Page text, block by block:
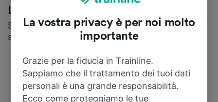
Le recensioni dei nostri viaggiatori
Scopri cosa pensa realmente chi utilizza i nostri
servizi
La vostra privacy è per noi molto
importante
Grazie per la fiducia in Trainline.
Sappiamo che il trattamento dei tuoi dati
personali è una grande responsabilità.
Ecco come proteggiamo le tue